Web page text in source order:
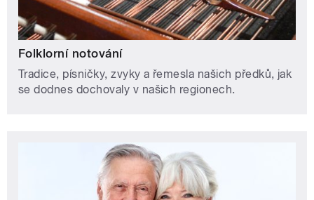
Folklorní notování
Tradice, písničky, zvyky a řemesla našich předků, jak
se dodnes dochovaly v našich regionech.